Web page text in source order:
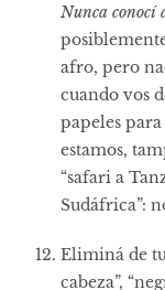
Nunca conocí
afro, pero
cuando vos
papeles
estamos,
“safari a
Sudáfrica”:
Eliminá de
cabeza”,